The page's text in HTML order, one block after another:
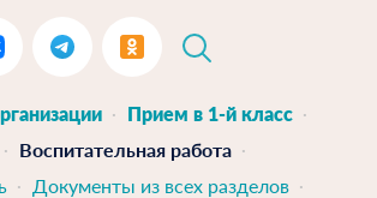
Прием в 1-й класс
Воспитательная работа
Документы из всех разделов